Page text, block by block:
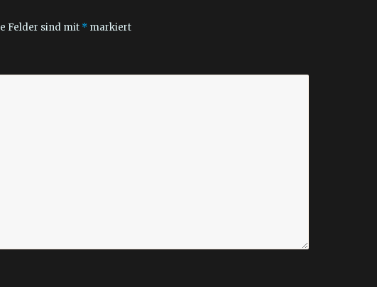
Felder sind mit * markiert